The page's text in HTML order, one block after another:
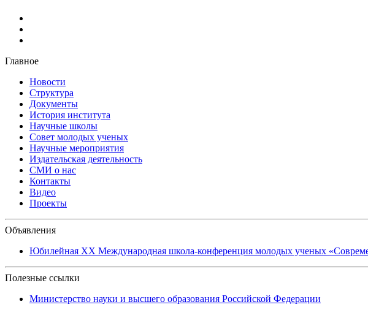
Главное
Новости
Структура
Документы
История института
Научные школы
Совет молодых ученых
Научные мероприятия
Издательская деятельность
СМИ о нас
Контакты
Видео
Проекты
Объявления
Юбилейная XХ Международная школа-конференция молодых ученых
Полезные ссылки
Министерство науки и высшего образования Российской Федерации